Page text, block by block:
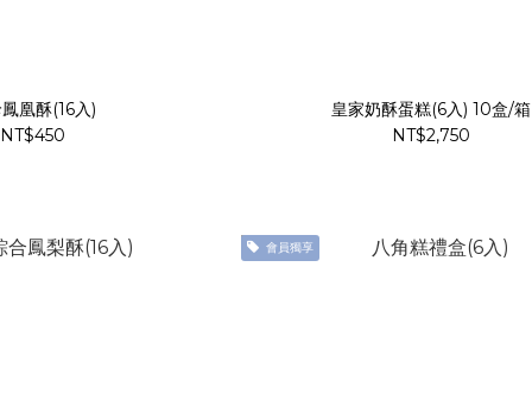
凰酥(16入)
NT$450
皇家奶酥蛋糕(6入) 10盒/箱
NT$2,750
會員獨享